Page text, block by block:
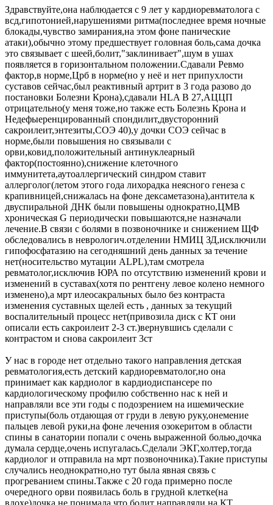
Здравствуйте,она наблюдается с 9 лет у кардиоревматолога с
всд,гипотонией,нарушениями ритма(последнее время ночные
блокады,чувство замирания,на этом фоне панические
атаки),обычно этому предшествует головная боль,сама дочка
это связывает с шеей,болит,"заклинивает",шум в ушах
появляется в горизонтальном положении.Сдавали Ревмо
фактор,в норме,Црб в норме(но у неё и нет припухлости
суставов сейчас,был реактивный артрит в 3 года разово до
постановки Болезни Крона),сдавали HLA B 27,AЦЦП
отрицательно(у меня тоже,но также есть Болезнь Крона и
Недефыеренцированный спондилит,двусторонний
сакроилеит,энтезиты,СОЭ 40),у дочки СОЭ сейчас в
норме,были повышения но связывали с
орви,ковид,положительный антинуклеарный
фактор(постоянно),снижение клеточного
иммунитета,аутоаллергический синдром ставит
аллерголог(летом этого года лихорадка неясного генеза с
крапивницей,снижалась на фоне дексаметазона),антитела к
двуспиральной ДНК были повышены однократно,ЦМВ
хроническая G периодически повышаются,не назначали
лечение.В связи с болями в позвоночнике и снижением ЩФ
обследовались в неврологич.отделении НМИЦ ЗД,исключили
гипофосфатазию на сегодняшний день данных за течение
нет(носительство мутации ALPL),там смотрела
ревматолог,исключив ЮРА по отсутствию изменений крови и
изменений в суставах(хотя по рентгену левое колено немного
изменено),а мрт илеосакральных было без контраста
изменения суставных щелей есть , данных за текущий
воспалительный процесс нет(привозила диск с КТ они
описали есть сакроилеит 2-3 ст.)вернувшись сделали с
контрастом и снова сакроилеит 3ст
У нас в городе нет отдельно такого направления детская
ревматология,есть детский кардиоревматолог,но она
принимает как кардиолог в кардиодиспансере по
кардиологическому профилю собственно нас к ней и
направляли все эти годы с подозрением на ишемические
приступы(боль отдающая от груди в левую руку,онемение
пальцев левой руки,на фоне лечения озокеритом в области
спины в санатории попали с очень выраженной болью,дочка
думала сердце,очень испугалась.Сделали ЭКГ,холтер,тогда
кардиолог и отправила на мрт позвоночника).Такие приступы
случались неоднократно,но тут была явная связь с
прогреванием спины.Также с 20 года примерно после
очередного орви появилась боль в грудной клетке(на
вдохе)дочка не понимала что болит направляли на КТ